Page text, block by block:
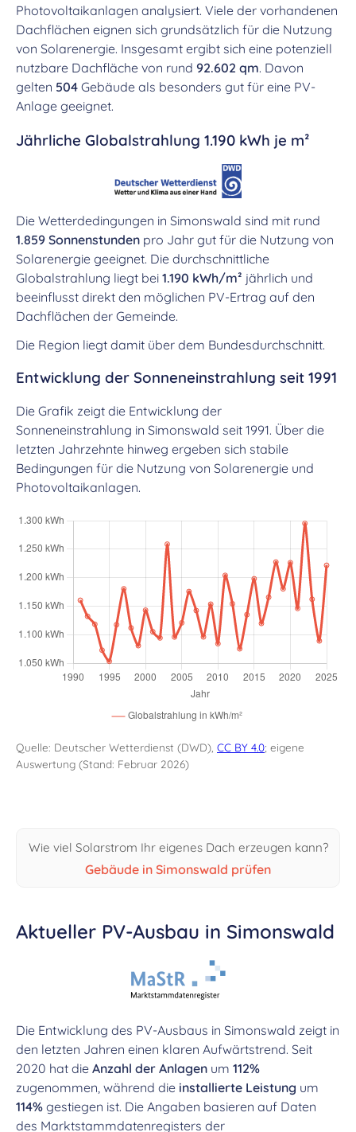
Photovoltaikanlagen analysiert. Viele der vorhandenen
Dachflächen eignen sich grundsätzlich für die Nutzung
von Solarenergie. Insgesamt ergibt sich eine potenziell
nutzbare Dachfläche von rund 92.602 qm. Davon
gelten 504 Gebäude als besonders gut für eine PV-
Anlage geeignet.
Jährliche Globalstrahlung 1.190 kWh je m²
Die Wetterdedingungen in Simonswald sind mit rund
1.859 Sonnenstunden pro Jahr gut für die Nutzung von
Solarenergie geeignet. Die durchschnittliche
Globalstrahlung liegt bei 1.190 kWh/m² jährlich und
beeinflusst direkt den möglichen PV-Ertrag auf den
Dachflächen der Gemeinde.
Die Region liegt damit über dem Bundesdurchschnitt.
Entwicklung der Sonneneinstrahlung seit 1991
Die Grafik zeigt die Entwicklung der
Sonneneinstrahlung in Simonswald seit 1991. Über die
letzten Jahrzehnte hinweg ergeben sich stabile
Bedingungen für die Nutzung von Solarenergie und
Photovoltaikanlagen.
Quelle: Deutscher Wetterdienst (DWD), CC BY 4.0; eigene
Auswertung (Stand: Februar 2026)
Wie viel Solarstrom Ihr eigenes Dach erzeugen kann?
Gebäude in Simonswald prüfen
Aktueller PV-Ausbau in Simonswald
Die Entwicklung des PV-Ausbaus in Simonswald zeigt in
den letzten Jahren einen klaren Aufwärtstrend. Seit
2020 hat die Anzahl der Anlagen um 112%
zugenommen, während die installierte Leistung um
114% gestiegen ist. Die Angaben basieren auf Daten
des Marktstammdatenregisters der